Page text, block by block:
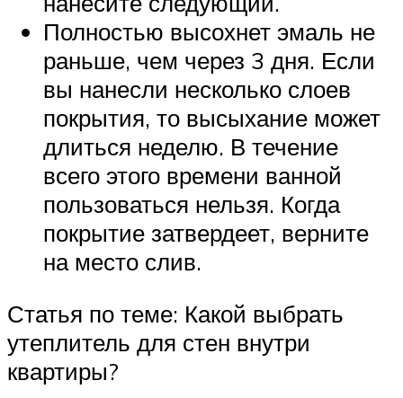
Полностью высохнет эмаль не
раньше, чем через 3 дня. Если
вы нанесли несколько слоев
покрытия, то высыхание может
длиться неделю. В течение
всего этого времени ванной
пользоваться нельзя. Когда
покрытие затвердеет, верните
на место слив.
Статья по теме: Какой выбрать
утеплитель для стен внутри
квартиры?